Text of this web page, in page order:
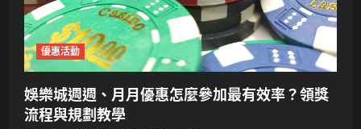
優惠活動
娛樂城週週、月月優惠怎麼參加最有效率？領獎
流程與規劃教學